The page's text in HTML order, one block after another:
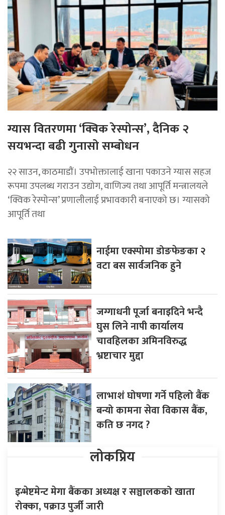
ग्यास वितरणमा ‘क्विक रेस्पोन्स’, दैनिक २
सयभन्दा बढी गुनासो सम्बोधन
२२ साउन, काठमाडाैं। उपभोक्तालाई खाना पकाउने ग्यास सहज
रूपमा उपलब्ध गराउन उद्योग, वाणिज्य तथा आपूर्ति मन्त्रालयले
‘क्विक रेस्पोन्स’ प्रणालीलाई प्रभावकारी बनाएको छ। ग्यासको
आपूर्ति तथा
नाईमा एक्स्पोमा डोङफेङका २
वटा बस सार्वजनिक हुने
जग्गाधनी पूर्जा बनाइदिने भन्दै
घुस लिने नापी कार्यालय
चावहिलका अमिनविरुद्ध
भ्रष्टाचार मुद्दा
लाभाशं घोषणा गर्ने पहिलो बैंक
बन्यो कामना सेवा विकास बैंक,
कति छ नगद ?
लोकप्रिय
इन्भेष्टमेन्ट मेगा बैंकका अध्यक्ष र सञ्चालकको खाता
रोक्का, पक्राउ पुर्जी जारी